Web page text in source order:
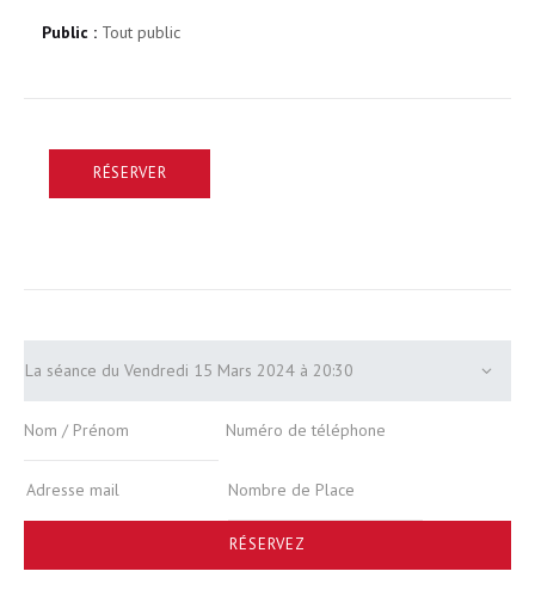
Public : Tout public
RÉSERVER
RÉSERVEZ